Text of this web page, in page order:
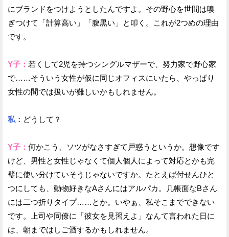
にブランドをつけようとしたんですよ。その野心を世間は嗅
ぎつけて「計算高い」「腹黒い」と叩く。これが2つめの理由
です。
Y子： 若くして2児を持つシングルマザーで、努力家で野心家
で……そういう女性が仮に同じオフィスにいたら、やっぱり
女性の間では扱いが難しいかもしれません。
私： どうして？
Y子： 何かこう、ソツがなさすぎて戸惑うというか。想像です
けど、男性と女性じゃなくて個人個人によって対応とかも完
璧に使い分けていそうじゃないですか。たとえば付せんひと
つにしても、動物好きなAさんにはアルパカ。几帳面なBさん
には二つ折りタイプ……とか。いやぁ、私そこまでできない
です。上司や同僚に「彼女を見習えよ」なんて言われた日に
は、朝まではしご酒するかもしれません。